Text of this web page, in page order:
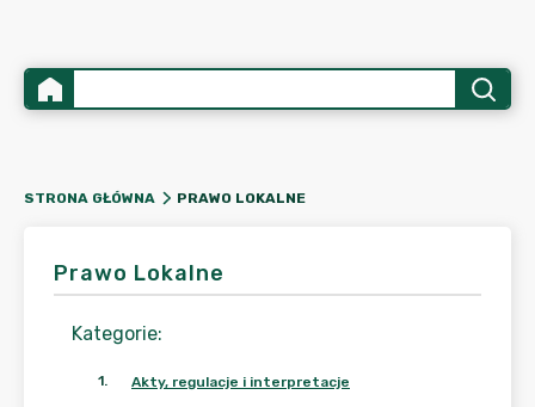
STRONA GŁÓWNA PRAWO LOKALNE
Prawo Lokalne
Kategorie:
1. Akty, regulacje i interpretacje